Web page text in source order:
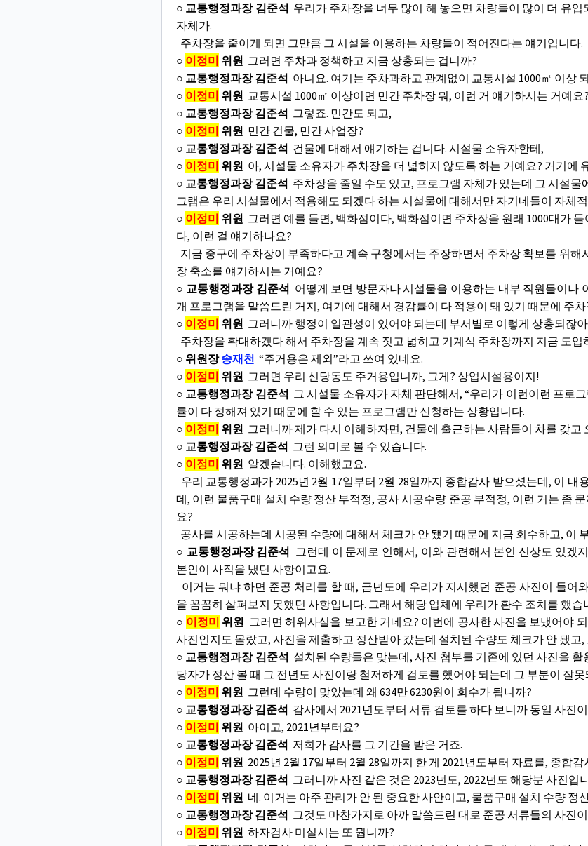
○ 교통행정과장 김준석 우리가 주차장을 너무 많이 해 놓으면 차량들이 많이 더 유
자체가.
주차장을 줄이게 되면 그만큼 그 시설을 이용하는 차량들이 적어진다는 얘기입니다.
○ 이정미 위원 그러면 주차과 정책하고 지금 상충되는 겁니까?
○ 교통행정과장 김준석 아니요. 여기는 주차과하고 관계없이 교통시설 1000㎡ 이상
○ 이정미 위원 교통시설 1000㎡ 이상이면 민간 주차장 뭐, 이런 거 얘기하시는 거예요?
○ 교통행정과장 김준석 그렇죠. 민간도 되고,
○ 이정미 위원 민간 건물, 민간 사업장?
○ 교통행정과장 김준석 건물에 대해서 얘기하는 겁니다. 시설물 소유자한테,
○ 이정미 위원 아, 시설물 소유자가 주차장을 더 넓히지 않도록 하는 거예요? 거기에
○ 교통행정과장 김준석 주차장을 줄일 수도 있고, 프로그램 자체가 있는데 그 시설
그램은 우리 시설물에서 적용해도 되겠다 하는 시설물에 대해서만 자기네들이 자체
○ 이정미 위원 그러면 예를 들면, 백화점이다, 백화점이면 주차장을 원래 1000대가
다, 이런 걸 얘기하나요?
지금 중구에 주차장이 부족하다고 계속 구청에서는 주장하면서 주차장 확보를 위
장 축소를 얘기하시는 거예요?
○ 교통행정과장 김준석 어떻게 보면 방문자나 시설물을 이용하는 내부 직원들이나
개 프로그램을 말씀드린 거지, 여기에 대해서 경감률이 다 적용이 돼 있기 때문에 주
○ 이정미 위원 그러니까 행정이 일관성이 있어야 되는데 부서별로 이렇게 상충되잖
주차장을 확대하겠다 해서 주차장을 계속 짓고 넓히고 기계식 주차장까지 지금 도
○ 위원장송재천 “주거용은 제외”라고 쓰여 있네요.
○ 이정미 위원 그러면 우리 신당동도 주거용입니까, 그게? 상업시설용이지!
○ 교통행정과장 김준석 그 시설물 소유자가 자체 판단해서, “우리가 이런이런 프로
률이 다 정해져 있기 때문에 할 수 있는 프로그램만 신청하는 상황입니다.
○ 이정미 위원 그러니까 제가 다시 이해하자면, 건물에 출근하는 사람들이 차를 갖
○ 교통행정과장 김준석 그런 의미로 볼 수 있습니다.
○ 이정미 위원 알겠습니다. 이해했고요.
우리 교통행정과가 2025년 2월 17일부터 2월 28일까지 종합감사 받으셨는데, 이
데, 이런 물품구매 설치 수량 정산 부적정, 공사 시공수량 준공 부적정, 이런 거는 좀
요?
공사를 시공하는데 시공된 수량에 대해서 체크가 안 됐기 때문에 지금 회수하고, 이
○ 교통행정과장 김준석 그런데 이 문제로 인해서, 이와 관련해서 본인 신상도 있겠
본인이 사직을 냈던 사항이고요.
이거는 뭐냐 하면 준공 처리를 할 때, 금년도에 우리가 지시했던 준공 사진이 들
을 꼼꼼히 살펴보지 못했던 사항입니다. 그래서 해당 업체에 우리가 환수 조치를 했습
○ 이정미 위원 그러면 허위사실을 보고한 거네요? 이번에 공사한 사진을 보냈어야
사진인지도 몰랐고, 사진을 제출하고 정산받아 갔는데 설치된 수량도 체크가 안 됐고,
○ 교통행정과장 김준석 설치된 수량들은 맞는데, 사진 첨부를 기존에 있던 사진을
당자가 정산 볼 때 그 전년도 사진이랑 철저하게 검토를 했어야 되는데 그 부분이 잘
○ 이정미 위원 그런데 수량이 맞았는데 왜 634만 6230원이 회수가 됩니까?
○ 교통행정과장 김준석 감사에서 2021년도부터 서류 검토를 하다 보니까 동일 사진
○ 이정미 위원 아이고, 2021년부터요?
○ 교통행정과장 김준석 저희가 감사를 그 기간을 받은 거죠.
○ 이정미 위원 2025년 2월 17일부터 2월 28일까지 한 게 2021년도부터 자료를, 종합
○ 교통행정과장 김준석 그러니까 사진 같은 것은 2023년도, 2022년도 해당분 사진입
○ 이정미 위원 네. 이거는 아주 관리가 안 된 중요한 사안이고, 물품구매 설치 수량 정
○ 교통행정과장 김준석 그것도 마찬가지로 아까 말씀드린 대로 준공 서류들의 사진
○ 이정미 위원 하자검사 미실시는 또 뭡니까?